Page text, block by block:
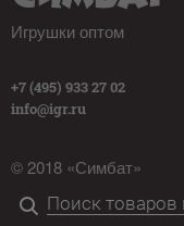
Игрушки оптом
+7 (495) 933 27 02
info@igr.ru
© 2018 «Симбат»